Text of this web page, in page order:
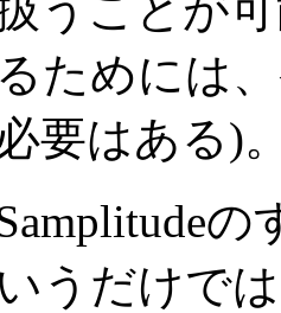
うことが
ためには
要はある)
の
うだけで